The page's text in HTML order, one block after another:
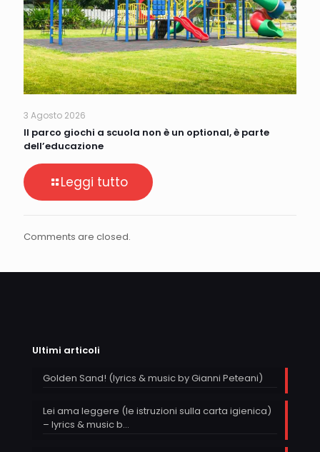
3 Agosto 2026
Il parco giochi a scuola non è un optional, è parte
dell’educazione
Leggi tutto
Comments are closed.
Ultimi articoli
Golden Sand! (lyrics & music by Gianni Peteani)
Lei ama leggere (le istruzioni sulla carta igienica)
– lyrics & music b…